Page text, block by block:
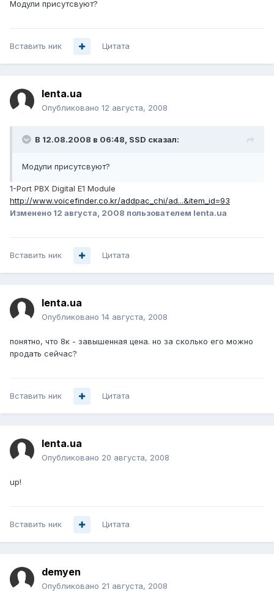
Модули присутсвуют?
Вставить ник Цитата
lenta.ua
Опубликовано 12 августа, 2008
В 12.08.2008 в 06:48, SSD сказал:
Модули присутсвуют?
1-Port PBX Digital E1 Module
http://www.voicefinder.co.kr/addpac_chi/ad...&item_id=93
Изменено 12 августа, 2008 пользователем lenta.ua
Вставить ник Цитата
lenta.ua
Опубликовано 14 августа, 2008
понятно, что 8к - завышенная цена. но за сколько его можно
продать сейчас?
Вставить ник Цитата
lenta.ua
Опубликовано 20 августа, 2008
up!
Вставить ник Цитата
demyen
Опубликовано 21 августа, 2008